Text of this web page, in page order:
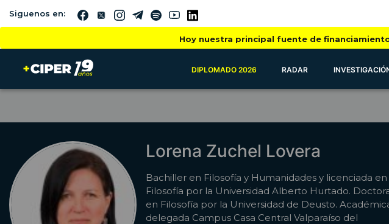
Siguenos en:
Hoy nuestra principal fuente de
DIPLOMADO 2026 RADAR
Lorena Zuchel Lovera
Bachiller en Filosofía y Humanidades y licenciada en
Filosofía por la Universidad Alberto Hurtado.
en Filosofía por la Universidad de Deusto.
delegada Campus Casa Central Valparaíso del